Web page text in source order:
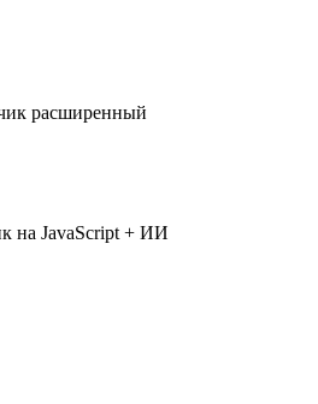
расширенный
на JavaScript + ИИ